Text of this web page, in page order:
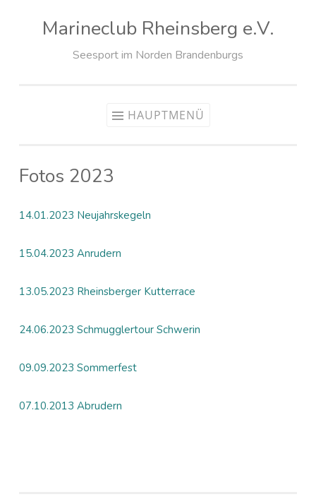
Marineclub Rheinsberg e.V.
Seesport im Norden Brandenburgs
HAUPTMENÜ
Fotos 2023
14.01.2023 Neujahrskegeln
15.04.2023 Anrudern
13.05.2023 Rheinsberger Kutterrace
24.06.2023 Schmugglertour Schwerin
09.09.2023 Sommerfest
07.10.2013 Abrudern